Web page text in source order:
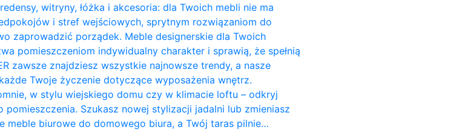
witryny, łóżka i akcesoria: dla Twoich mebli nie ma
i stref wejściowych, sprytnym rozwiązaniom do
zaprowadzić porządek. Meble designerskie dla Twoich
pomieszczeniom indywidualny charakter i sprawią, że spełnią
zawsze znajdziesz wszystkie najnowsze trendy, a nasze
Twoje życzenie dotyczące wyposażenia wnętrz.
w stylu wiejskiego domu czy w klimacie loftu – odkryj
Szukasz nowej stylizacji jadalni lub zmieniasz
meble biurowe do domowego biura, a Twój taras pilnie…